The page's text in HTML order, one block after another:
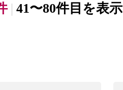
41〜80件目を表示